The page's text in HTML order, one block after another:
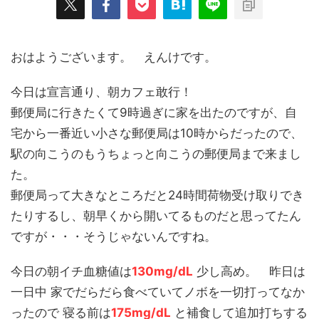
おはようございます。 えんけです。
今日は宣言通り、朝カフェ敢行！
郵便局に行きたくて9時過ぎに家を出たのですが、自
宅から一番近い小さな郵便局は10時からだったので、
駅の向こうのもうちょっと向こうの郵便局まで来まし
た。
郵便局って大きなところだと24時間荷物受け取りでき
たりするし、朝早くから開いてるものだと思ってたん
ですが・・・そうじゃないんですね。
今日の朝イチ血糖値は130mg/dL 少し高め。 昨日は
一日中 家でだらだら食べていてノボを一切打ってなか
ったので 寝る前は175mg/dL と補食して追加打ちする